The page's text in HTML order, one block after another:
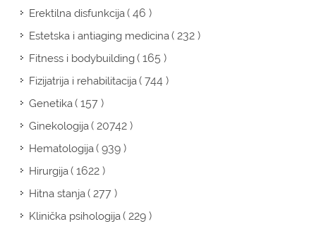
Erektilna disfunkcija( 46 )
Estetska i antiaging medicina( 232 )
Fitness i bodybuilding( 165 )
Fizijatrija i rehabilitacija( 744 )
Genetika( 157 )
Ginekologija( 20742 )
Hematologija( 939 )
Hirurgija( 1622 )
Hitna stanja( 277 )
Klinička psihologija( 229 )